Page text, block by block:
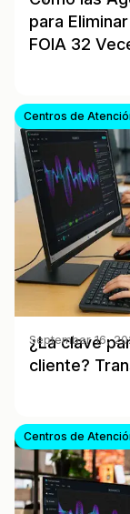
para
FOIA 32
Centros de
¿La clave
cliente?
September 16,
Centros de